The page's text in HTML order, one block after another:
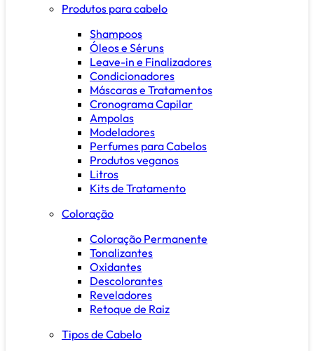
Produtos para cabelo
Shampoos
Óleos e Séruns
Leave-in e Finalizadores
Condicionadores
Máscaras e Tratamentos
Cronograma Capilar
Ampolas
Modeladores
Perfumes para Cabelos
Produtos veganos
Litros
Kits de Tratamento
Coloração
Coloração Permanente
Tonalizantes
Oxidantes
Descolorantes
Reveladores
Retoque de Raiz
Tipos de Cabelo